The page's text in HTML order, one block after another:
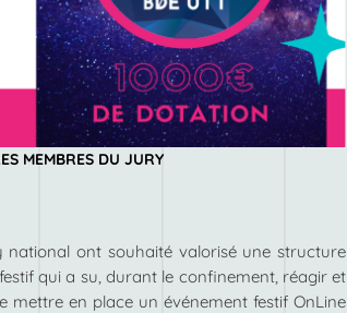
MEMBRES DU JURY
national ont souhaité valorisé une structure
qui a su, durant le confinement, réagir et
mettre en place un événement festif OnLine